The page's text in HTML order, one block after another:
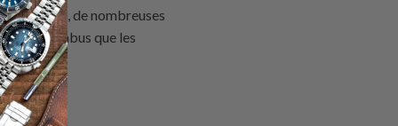
raison, de nombreuses
aux abus que les